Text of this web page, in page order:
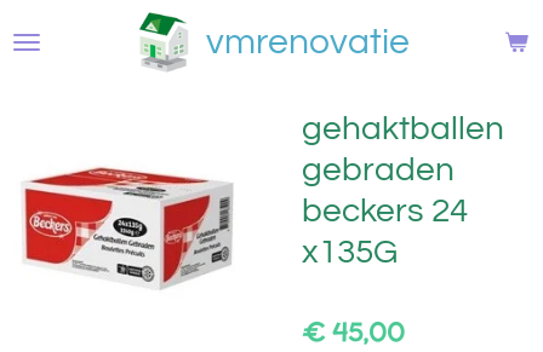
direct
vmrenovatie
gehaktballen
gebraden
beckers 24
x135G
€ 45,00